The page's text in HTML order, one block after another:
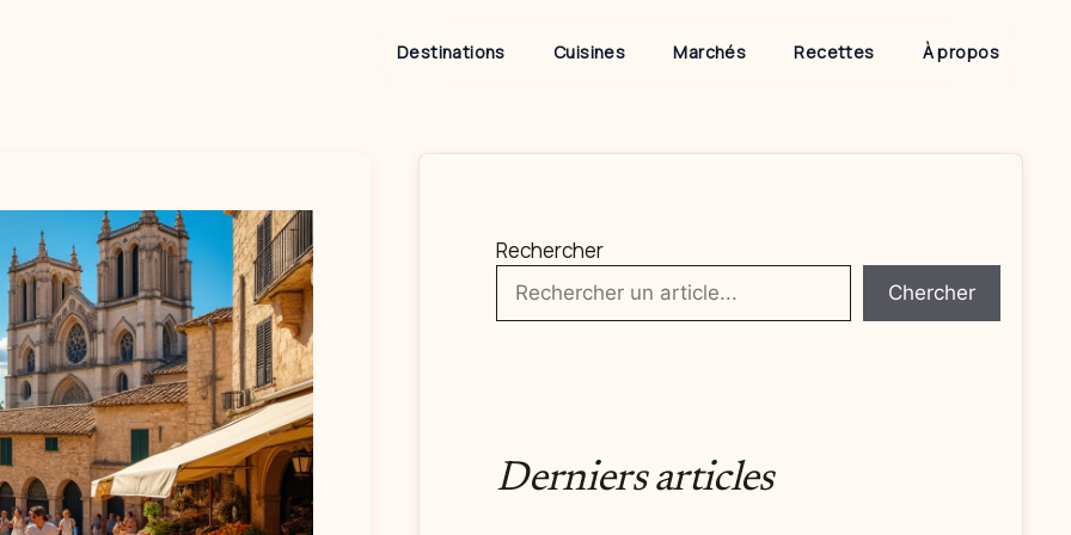
Destinations Cuisines Marchés Recettes À propos
Rechercher
Chercher
Derniers articles